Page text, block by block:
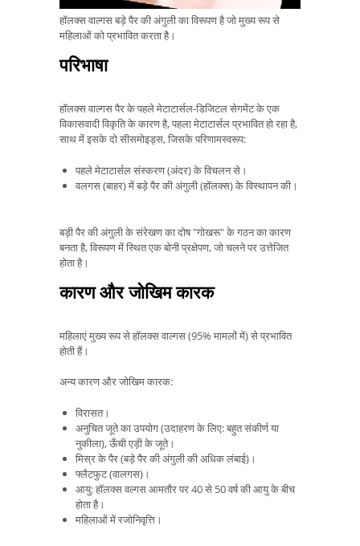
हॉलक्स वाल्गस बड़े पैर की अंगुली का विरूपण है जो मुख्य रूप से
महिलाओं को प्रभावित करता है।
परिभाषा
हॉलक्स वाल्गस पैर के पहले मेटाटार्सल-डिजिटल सेगमेंट के एक
विकासवादी विकृति के कारण है, पहला मेटाटार्सल प्रभावित हो रहा है,
साथ में इसके दो सीसमोइड्स, जिसके परिणामस्वरूप:
पहले मेटाटार्सल संस्करण (अंदर) के विचलन से।
वलगस (बाहर) में बड़े पैर की अंगुली (हॉलक्स) के विस्थापन की।
बड़ी पैर की अंगुली के संरेखण का दोष "गोखरू" के गठन का कारण
बनता है, विरूपण में स्थित एक बोनी प्रक्षेपण, जो चलने पर उत्तेजित
होता है।
कारण और जोखिम कारक
महिलाएं मुख्य रूप से हॉलक्स वाल्गस (95% मामलों में) से प्रभावित
होती हैं।
अन्य कारण और जोखिम कारक:
विरासत।
अनुचित जूते का उपयोग (उदाहरण के लिए: बहुत संकीर्ण या
नुकीला), ऊँची एड़ी के जूते।
मिस्र के पैर (बड़े पैर की अंगुली की अधिक लंबाई)।
फ्लैटफुट (वालगस)।
आयु: हॉलक्स वल्गस आमतौर पर 40 से 50 वर्ष की आयु के बीच
होता है।
महिलाओं में रजोनिवृत्ति।